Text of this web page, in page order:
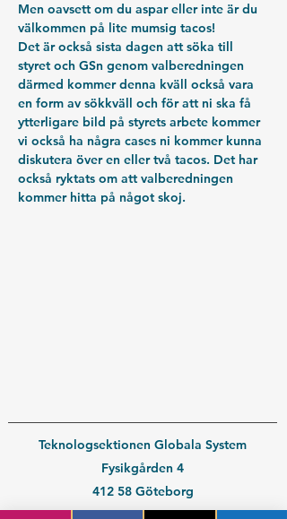
Men oavsett om du aspar eller inte är du
välkommen på lite mumsig tacos!
Det är också sista dagen att söka till
styret och GSn genom valberedningen
därmed kommer denna kväll också vara
en form av sökkväll och för att ni ska få
ytterligare bild på styrets arbete kommer
vi också ha några cases ni kommer kunna
diskutera över en eller två tacos. Det har
också ryktats om att valberedningen
kommer hitta på något skoj.
Teknologsektionen Globala System
Fysikgården 4
412 58 Göteborg
Organisationsnummer:802539-3664